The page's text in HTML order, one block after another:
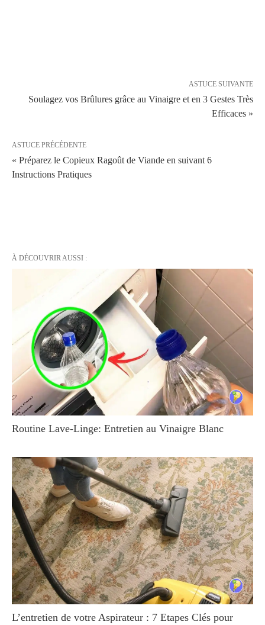
ASTUCE SUIVANTE
Soulagez vos Brûlures grâce au Vinaigre et en 3 Gestes Très
Efficaces »
ASTUCE PRÉCÉDENTE
« Préparez le Copieux Ragoût de Viande en suivant 6
Instructions Pratiques
À DÉCOUVRIR AUSSI :
Routine Lave-Linge: Entretien au Vinaigre Blanc
L’entretien de votre Aspirateur : 7 Etapes Clés pour